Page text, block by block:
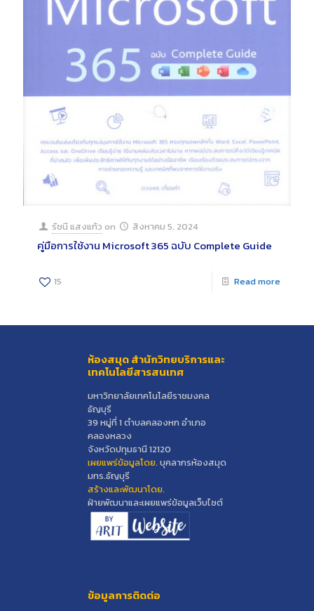
รัชนี แสงแก้ว on สิงหาคม 5, 2024
คู่มือการใช้งาน Microsoft 365 ฉบับ Complete Guide
15 Read more
ห้องสมุด สำนักวิทยบริการและ
เทคโนโลยีสารสนเทศ
มหาวิทยาลัยเทคโนโลยีราชมงคล
ธัญบุรี
39 หมู่ที่ 1 ตำบลคลองหก อำเภอ
คลองหลวง
จังหวัดปทุมธานี 12120
เผยแพร่ข้อมูลโดย.บุคลากรห้องสมุด
มทร.ธัญบุรี
สร้างและพัฒนาโดย.
ฝ่ายพัฒนาและเผยแพร่ข้อมูลเว็บไซต์
ข้อมูลการติดต่อ